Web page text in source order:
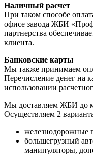
Наличный расчет
При таком способе
офисе завода ЖБИ
партнерства
клиента.
Банковские карты
Мы также принимаем
Перечисление денег на
использовании
Мы доставляем ЖБИ до
Осуществляем 2
железнодорожные
большегрузный
манипуляторы,